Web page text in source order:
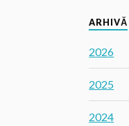
ARHIVĂ
2026
2025
2024